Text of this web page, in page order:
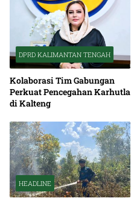
DPRD KALIMANTAN TENGAH
Kolaborasi Tim Gabungan
Perkuat Pencegahan Karhutla
di Kalteng
HEADLINE